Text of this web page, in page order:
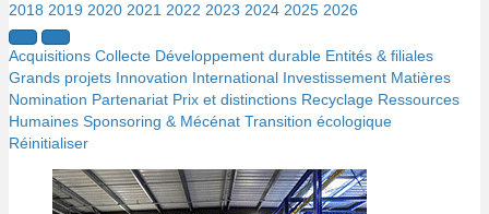
2018 2019 2020 2021 2022 2023 2024 2025 2026
Acquisitions Collecte Développement durable Entités & filiales
Grands projets Innovation International Investissement Matières
Nomination Partenariat Prix et distinctions Recyclage Ressources
Humaines Sponsoring & Mécénat Transition écologique
Réinitialiser